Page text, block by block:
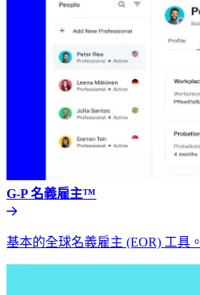
G-P 名義雇主™​​
基本的全球名義雇主 (EOR) 工具。​​